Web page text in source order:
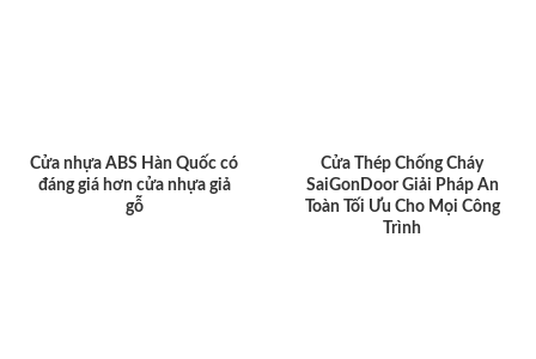
Cửa nhựa ABS Hàn Quốc có
đáng giá hơn cửa nhựa giả
gỗ
Cửa Thép Chống Cháy
SaiGonDoor Giải Pháp An
Toàn Tối Ưu Cho Mọi Công
Trình